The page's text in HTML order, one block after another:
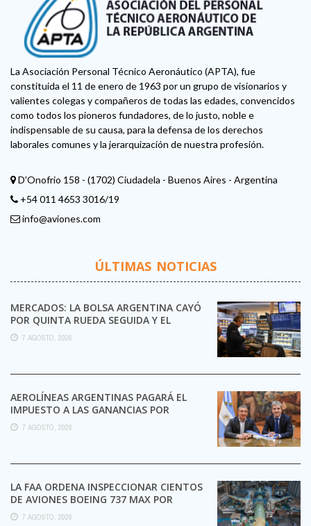
La Asociación Personal Técnico Aeronáutico (APTA), fue
constituida el 11 de enero de 1963 por un grupo de visionarios y
valientes colegas y compañeros de todas las edades, convencidos
como todos los pioneros fundadores, de lo justo, noble e
indispensable de su causa, para la defensa de los derechos
laborales comunes y la jerarquización de nuestra profesión.
D'Onofrio 158 - (1702) Ciudadela - Buenos Aires - Argentina
+54 011 4653 3016/19
info@aviones.com
ÚLTIMAS NOTICIAS
MERCADOS: LA BOLSA ARGENTINA CAYÓ
POR QUINTA RUEDA SEGUIDA Y EL
RIESGO PAÍS TOCÓ UN ...
7 AGOSTO, 2026
AEROLÍNEAS ARGENTINAS PAGARÁ EL
IMPUESTO A LAS GANANCIAS POR
PRIMERA VEZ EN SU HISTORIA
7 AGOSTO, 2026
LA FAA ORDENA INSPECCIONAR CIENTOS
DE AVIONES BOEING 737 MAX POR
POSIBLES GRIETAS
7 AGOSTO, 2026